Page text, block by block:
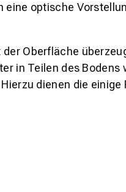
optische
Oberfläche
in Teilen des
dienen die einige